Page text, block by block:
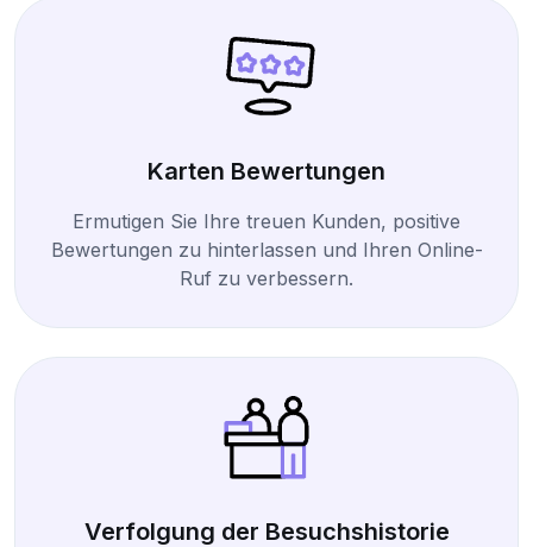
Karten Bewertungen
Ermutigen Sie Ihre treuen Kunden, positive
Bewertungen zu hinterlassen und Ihren Online-
Ruf zu verbessern.
Verfolgung der Besuchshistorie